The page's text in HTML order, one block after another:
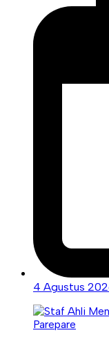
4 Agustus